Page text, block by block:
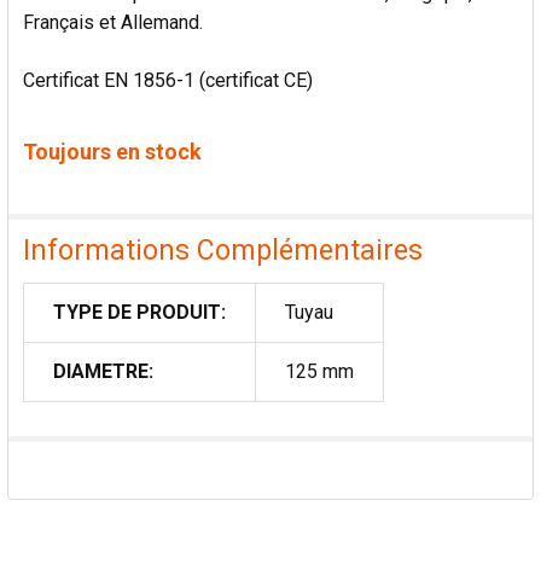
Français et Allemand.
Certificat EN 1856-1 (certificat CE)
Toujours en stock
Informations Complémentaires
TYPE DE PRODUIT: Tuyau
DIAMETRE: 125 mm